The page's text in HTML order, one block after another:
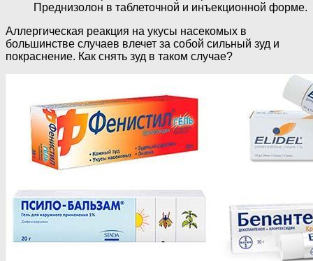
Преднизолон в таблеточной и инъекционной форме.
Аллергическая реакция на укусы насекомых в
большинстве случаев влечет за собой сильный зуд и
покраснение. Как снять зуд в таком случае?